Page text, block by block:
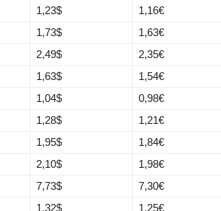
1,23$ 1,16€
1,73$ 1,63€
2,49$ 2,35€
1,63$ 1,54€
1,04$ 0,98€
1,28$ 1,21€
1,95$ 1,84€
2,10$ 1,98€
7,73$ 7,30€
1,32$ 1,25€